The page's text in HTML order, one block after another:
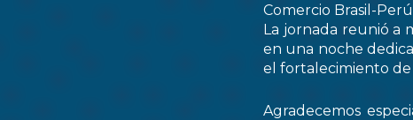
Comercio Brasil-
La jornada reunió a
en una noche
el fortalecimiento de
Agradecemos